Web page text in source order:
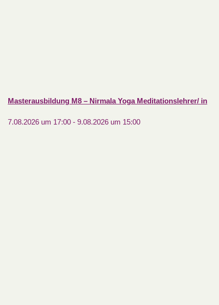
Masterausbildung M8 – Nirmala Yoga Meditationslehrer/ in
7.08.2026 um 17:00- 9.08.2026 um 15:00